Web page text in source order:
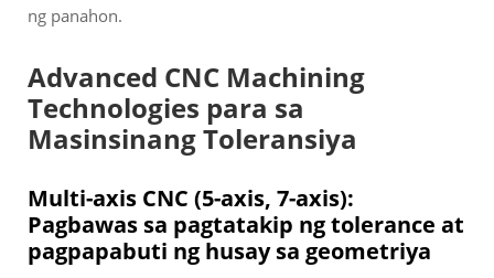
ng panahon.
Advanced CNC Machining
Technologies para sa
Masinsinang Toleransiya
Multi-axis CNC (5-axis, 7-axis):
Pagbawas sa pagtatakip ng tolerance at
pagpapabuti ng husay sa geometriya